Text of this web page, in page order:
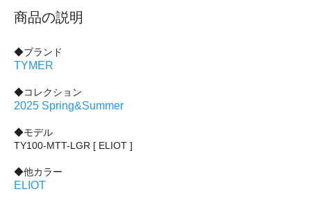
商品の説明
◆ブランド
TYMER
◆コレクション
2025 Spring&Summer
◆モデル
TY100-MTT-LGR [ ELIOT ]
◆他カラー
ELIOT